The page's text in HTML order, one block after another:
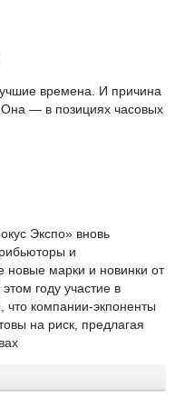
времена. И причина
Она — в позициях часовых
Экспо» вновь
и
новые марки и новинки от
году участие в
что компании-экпоненты
на риск, предлагая